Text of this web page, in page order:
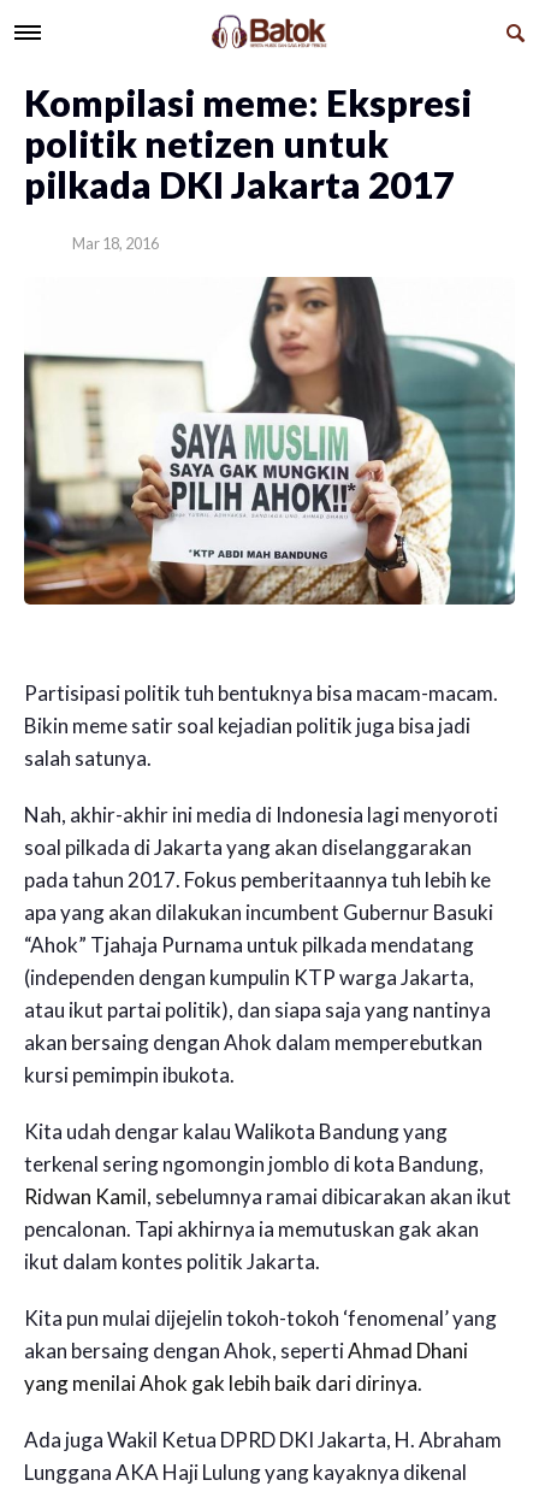
Kompilasi meme: Ekspresi
politik netizen untuk
pilkada DKI Jakarta 2017
Mar 18, 2016
Partisipasi politik tuh bentuknya bisa macam-macam.
Bikin meme satir soal kejadian politik juga bisa jadi
salah satunya.
Nah, akhir-akhir ini media di Indonesia lagi menyoroti
soal pilkada di Jakarta yang akan diselanggarakan
pada tahun 2017. Fokus pemberitaannya tuh lebih ke
apa yang akan dilakukan incumbent Gubernur Basuki
“Ahok” Tjahaja Purnama untuk pilkada mendatang
(independen dengan kumpulin KTP warga Jakarta,
atau ikut partai politik), dan siapa saja yang nantinya
akan bersaing dengan Ahok dalam memperebutkan
kursi pemimpin ibukota.
Kita udah dengar kalau Walikota Bandung yang
terkenal sering ngomongin jomblo di kota Bandung,
Ridwan Kamil, sebelumnya ramai dibicarakan akan ikut
pencalonan. Tapi akhirnya ia memutuskan gak akan
ikut dalam kontes politik Jakarta.
Kita pun mulai dijejelin tokoh-tokoh ‘fenomenal’ yang
akan bersaing dengan Ahok, sepertiAhmad Dhani
yang menilai Ahok gak lebih baik dari dirinya.
Ada juga Wakil Ketua DPRD DKI Jakarta, H. Abraham
Lunggana AKA Haji Lulung yang kayaknya dikenal